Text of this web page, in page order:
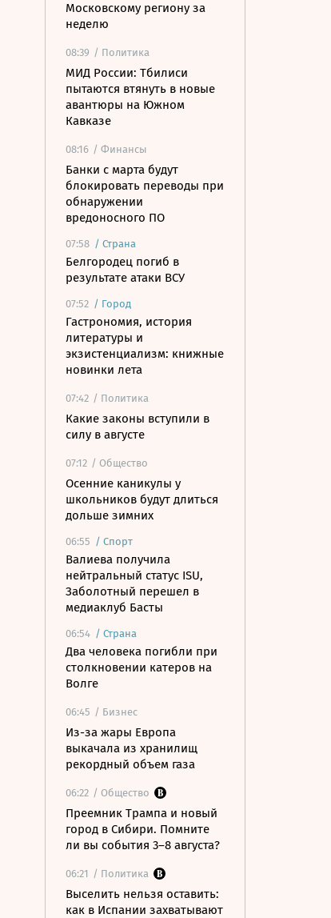
Московскому региону за
неделю
08:39 / Политика
МИД России: Тбилиси
пытаются втянуть в новые
авантюры на Южном
Кавказе
08:16 / Финансы
Банки с марта будут
блокировать переводы при
обнаружении
вредоносного ПО
07:58 / Страна
Белгородец погиб в
результате атаки ВСУ
07:52 / Город
Гастрономия, история
литературы и
экзистенциализм: книжные
новинки лета
07:42 / Политика
Какие законы вступили в
силу в августе
07:12 / Общество
Осенние каникулы у
школьников будут длиться
дольше зимних
06:55 / Спорт
Валиева получила
нейтральный статус ISU,
Заболотный перешел в
медиаклуб Басты
06:54 / Страна
Два человека погибли при
столкновении катеров на
Волге
06:45 / Бизнес
Из-за жары Европа
выкачала из хранилищ
рекордный объем газа
06:22 / Общество
Преемник Трампа и новый
город в Сибири. Помните
ли вы события 3–8 августа?
06:21 / Политика
Выселить нельзя оставить:
как в Испании захватывают